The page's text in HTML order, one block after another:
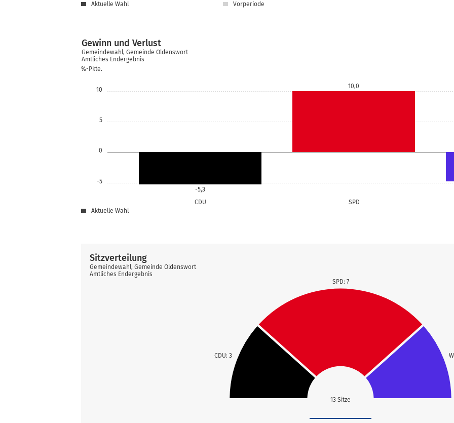
Aktuelle Wahl Vorperiode
-5
0
5
10
%-Pkte.
CDU SPD
-5,3
10,0
Gewinn und Verlust
Gemeindewahl, Gemeinde Oldenswort
Amtliches Endergebnis
Aktuelle Wahl
13 Sitze
CDU: 3
SPD: 7
Sitzverteilung
Gemeindewahl, Gemeinde Oldenswort
Amtliches Endergebnis